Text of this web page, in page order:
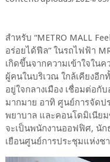
สำหรับ “METRO MALL
อร่อยได้ฟีล” ในรถไฟฟ้า
เกิดขึ้นจากความเข้าใจใน
ผู้คนในบริเวณ ใกล้เคียงอี
อยู่ใจกลางเมือง เชื่อมต่อ
มากมาย อาทิ ศูนย์การจัด
พยาบาล และคอนโดมิเนีย
จะเป็นพนักงานออฟฟิศ, นั
เยือนศูนย์การประชุมแห่งช